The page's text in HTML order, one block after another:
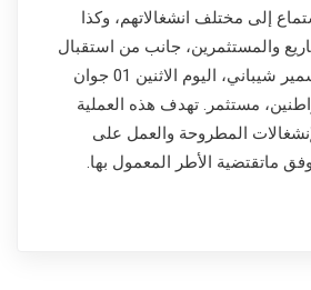
إلى مختلف انشغالاتهم، وكذا
والمستثمرين، جانب من استقبال
والي الولاية السيد سمير شيباني، اليوم الاثنين 01 جوان
مستثمر. تهدف هذه العملية
المطروحة والعمل على
ماتقتضية الأطر المعمول بها.